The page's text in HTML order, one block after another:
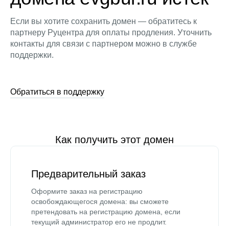
Если вы хотите сохранить домен — обратитесь к
партнеру Руцентра для оплаты продления. Уточнить
контакты для связи с партнером можно в службе
поддержки.
Обратиться в поддержку
Как получить этот домен
Предварительный заказ
Оформите заказ на регистрацию
освобождающегося домена: вы сможете
претендовать на регистрацию домена, если
текущий администратор его не продлит.